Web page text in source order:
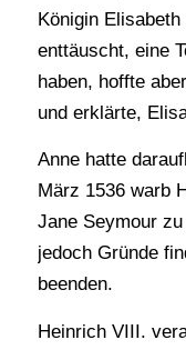
Königin
enttäuscht, eine
haben, hoffte
und erklärte,
Anne hatte
März 1536 warb
Jane Seymour
jedoch Gründe
beenden.
Heinrich VIII.